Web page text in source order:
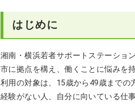
はじめに
湘南・横浜若者サポートステーショ
市に拠点を構え、働くことに悩みを
利用の対象は、15歳から49歳までの
経験がない人、自分に向いている仕